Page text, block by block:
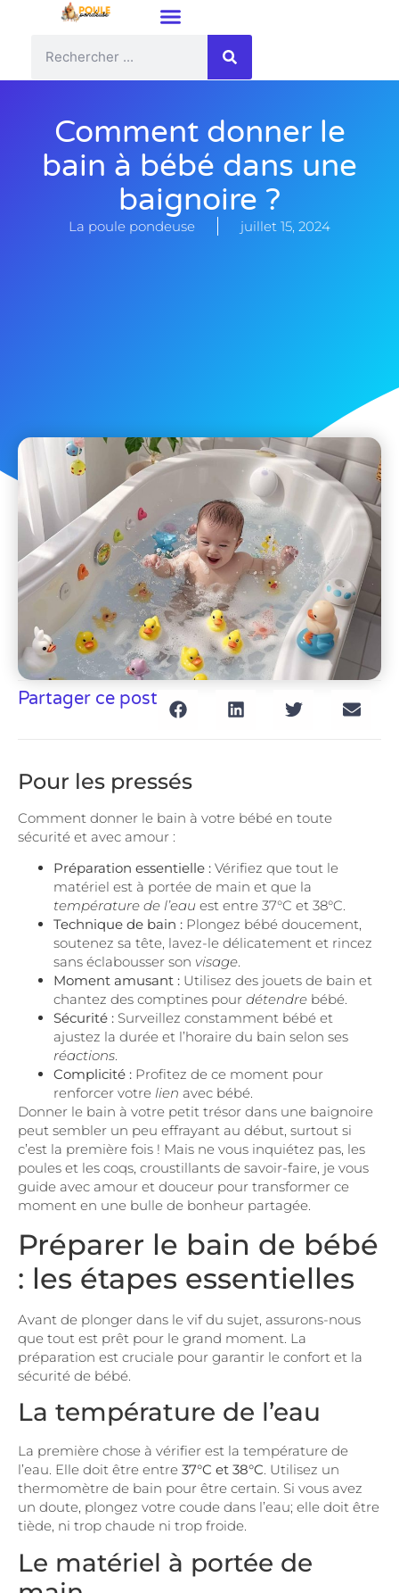
Comment donner le
bain à bébé dans une
baignoire ?
La poule pondeuse juillet 15, 2024
Partager ce post
Pour les pressés
Comment donner le bain à votre bébé en toute
sécurité et avec amour :
Préparation essentielle : Vérifiez que tout le
matériel est à portée de main et que la
température de l’eau est entre 37°C et 38°C.
Technique de bain : Plongez bébé doucement,
soutenez sa tête, lavez-le délicatement et rincez
sans éclabousser son visage.
Moment amusant : Utilisez des jouets de bain et
chantez des comptines pour détendre bébé.
Sécurité : Surveillez constamment bébé et
ajustez la durée et l’horaire du bain selon ses
réactions.
Complicité : Profitez de ce moment pour
renforcer votre lien avec bébé.
Donner le bain à votre petit trésor dans une baignoire
peut sembler un peu effrayant au début, surtout si
c’est la première fois ! Mais ne vous inquiétez pas, les
poules et les coqs, croustillants de savoir-faire, je vous
guide avec amour et douceur pour transformer ce
moment en une bulle de bonheur partagée.
Préparer le bain de bébé
: les étapes essentielles
Avant de plonger dans le vif du sujet, assurons-nous
que tout est prêt pour le grand moment. La
préparation est cruciale pour garantir le confort et la
sécurité de bébé
La température de l’eau
La première chose à vérifier est la température de
l’eau. Elle doit être entre 37°C et 38°C. Utilisez un
thermomètre de bain pour être certain. Si vous avez
un doute, plongez votre coude dans l’eau; elle doit être
tiède, ni trop chaude ni trop froide.
Le matériel à portée de